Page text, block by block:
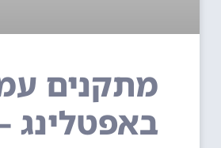
מתקנים
באפטלינג